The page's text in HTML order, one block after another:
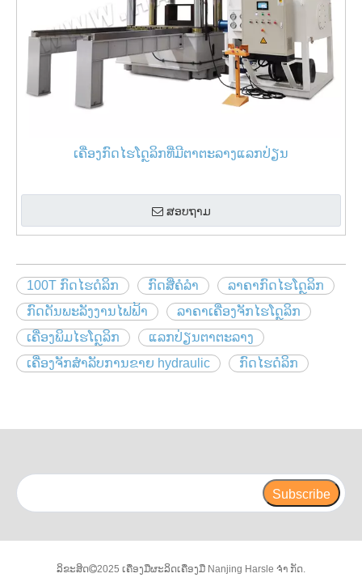
ເຄື່ອງກົດໄຮໂດຼລິກທີ່ມີຕາຕະລາງແລກປ່ຽນ
ສອບຖາມ
100T ກົດໄຮດໍລິກ ກົດສີ່ຄໍລໍາ
ລາຄາກົດໄຮໂດຼລິກ
ກົດດັນພະລັງງານໄຟຟ້າ
ລາຄາເຄື່ອງຈັກໄຮໂດຼລິກ
ເຄື່ອງພິມໄຮໂດຼລິກ
ແລກປ່ຽນຕາຕະລາງ
ເຄື່ອງຈັກສໍາລັບການຂາຍ hydraulic
ກົດໄຮດໍລິກ
Subscribe
ລິຂະສິດ2025 ເຄື່ອງມືຜະລິດເຄື່ອງມື Nanjing Harsle ຈຳ ກັດ.